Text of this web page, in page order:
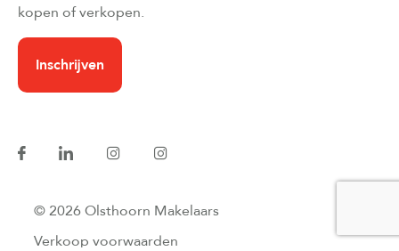
kopen of verkopen.
Inschrijven
© 2026 Olsthoorn Makelaars
Verkoop voorwaarden